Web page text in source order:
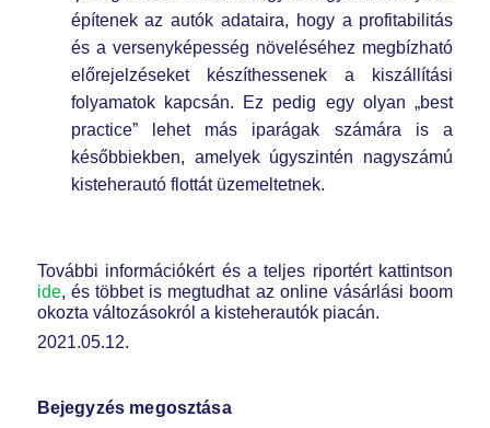
építenek az autók adataira, hogy a profitabilitás
és a versenyképesség növeléséhez megbízható
előrejelzéseket készíthessenek a kiszállítási
folyamatok kapcsán. Ez pedig egy olyan „best
practice” lehet más iparágak számára is a
későbbiekben, amelyek úgyszintén nagyszámú
kisteherautó flottát üzemeltetnek.
További információkért és a teljes riportért kattintson
ide, és többet is megtudhat az online vásárlási boom
okozta változásokról a kisteherautók piacán.
2021.05.12.
Bejegyzés megosztása